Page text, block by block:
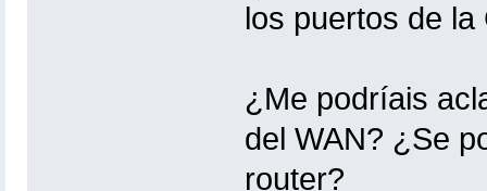
los puertos de
¿Me podríais
del WAN? ¿Se
router?